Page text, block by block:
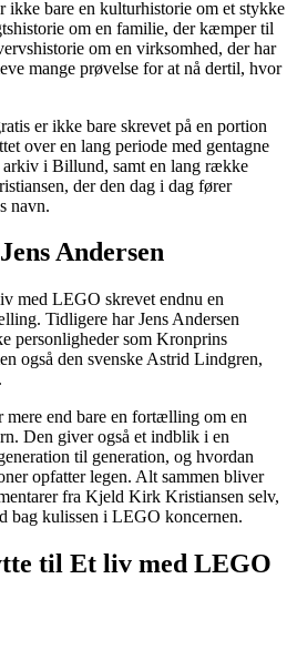
bare en kulturhistorie om et stykke
om en familie, der kæmper til
om en virksomhed, der har
mange prøvelse for at nå dertil, hvor
er ikke bare skrevet på en portion
over en lang periode med gentagne
i Billund, samt en lang række
der den dag i dag fører
navn.
Andersen
med LEGO skrevet endnu en
Tidligere har Jens Andersen
personligheder som Kronprins
også den svenske Astrid Lindgren,
end bare en fortælling om en
Den giver også et indblik i en
til generation, og hvordan
opfatter legen. Alt sammen bliver
fra Kjeld Kirk Kristiansen selv,
bag kulissen i LEGO koncernen.
til Et liv med LEGO